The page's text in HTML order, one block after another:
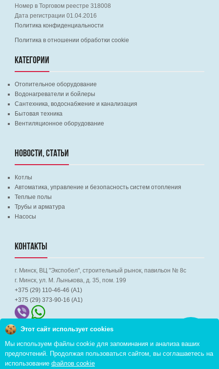
Номер в Торговом реестре 318008
Дата регистрации 01.04.2016
Политика конфиденциальности
Политика в отношении обработки cookie
КАТЕГОРИИ
Отопительное оборудование
Водонагреватели и бойлеры
Сантехника, водоснабжение и канализация
Бытовая техника
Вентиляционное оборудование
НОВОСТИ, СТАТЬИ
Котлы
Автоматика, управление и безопасность систем отопления
Теплые полы
Трубы и арматура
Насосы
КОНТАКТЫ
г. Минск, ВЦ "Экспобел", строительный рынок, павильон № 8c
г. Минск, ул. М. Лынькова, д. 35, пом. 199
+375 (29) 110-46-46 (А1)
+375 (29) 373-90-16 (A1)
Copyright © 2026 pvd.by All Rights Reserved
Этот сайт использует cookies
Мы используем файлы cookie для запоминания и анализа ваших
предпочтений. Продолжая пользоваться сайтом, вы соглашаетесь на
использование файлов cookie